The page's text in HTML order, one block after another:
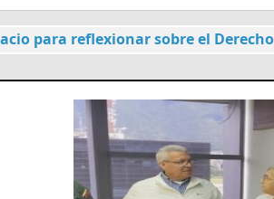
para reflexionar sobre el